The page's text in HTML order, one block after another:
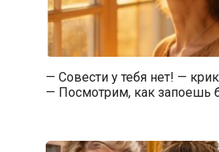
— Совести у тебя нет! —
— Посмотрим, как запоешь